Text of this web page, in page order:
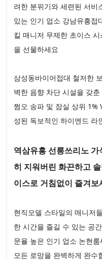
려한 분위기와 세련된 서비
있는 인기 업소 강남유흥접
킬 매니저 무제한 초이스
을 선물하세요
삼성동바이어접대 철저한
벽한 음향 차단 시설을 갖
쩜오 송파 및 잠실 상위 1%
성된 독보적인 하이엔드 라
역삼유흥 선릉쓰리노
히 지워버린 화끈하고
이스로 거침없이 즐겨보
현직모델 스타일의 매니저
한 시간을 즐길 수 있는 공
문율 높은 인기 업소 논현
모든 로망을 완벽하게 완수